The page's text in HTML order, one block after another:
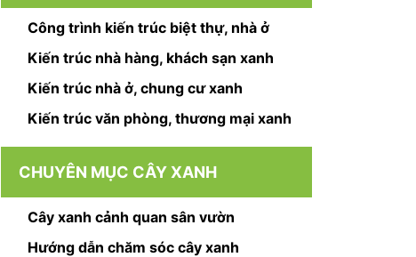
Công trình kiến trúc biệt thự, nhà ở
Kiến trúc nhà hàng, khách sạn xanh
Kiến trúc nhà ở, chung cư xanh
Kiến trúc văn phòng, thương mại xanh
CHUYÊN MỤC CÂY XANH
Cây xanh cảnh quan sân vườn
Hướng dẫn chăm sóc cây xanh